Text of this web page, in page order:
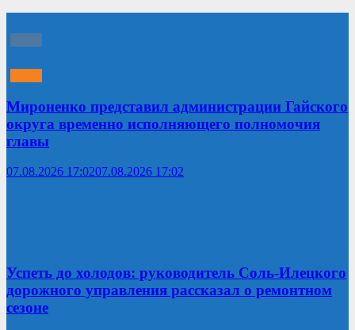
Мироненко представил администрации Гайского
округа временно исполняющего полномочия
главы
07.08.2026 17:0207.08.2026 17:02
Успеть до холодов: руководитель Соль-Илецкого
дорожного управления рассказал о ремонтном
сезоне